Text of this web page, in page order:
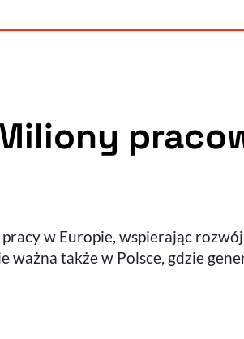
Deklaracja
w Europie, wspierając
także w Polsce, gdzie